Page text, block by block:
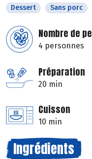
Dessert Sans porc
Nombre de
4 personnes
Préparation
20 min
Cuisson
10 min
Ingrédients